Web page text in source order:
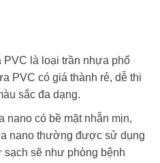
PVC là loại trần nhựa phổ
PVC có giá thành rẻ, dễ thi
sắc đa dạng.
nano có bề mặt nhẵn mịn,
nano thường được sử dụng
sạch sẽ như phòng bệnh